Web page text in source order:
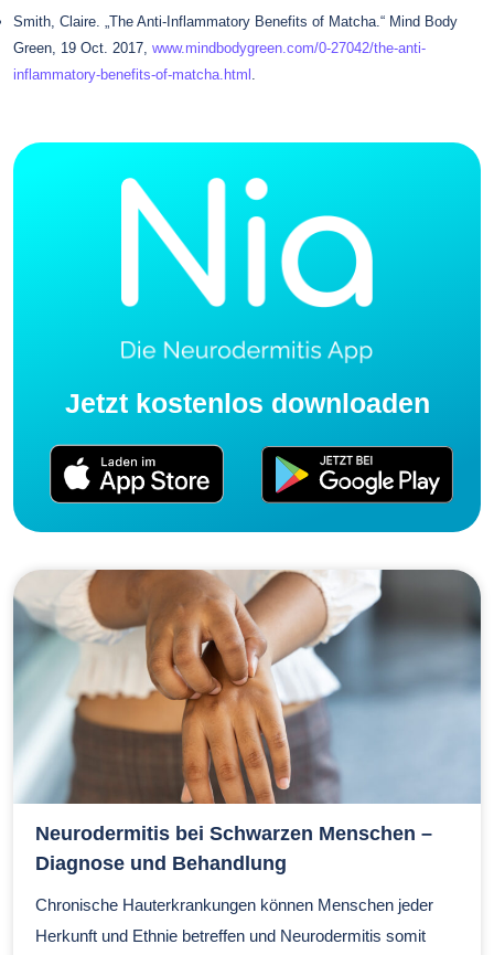
Smith, Claire. „The Anti-Inflammatory Benefits of Matcha.“ Mind Body
Green, 19 Oct. 2017, www.mindbodygreen.com/0-27042/the-anti-
inflammatory-benefits-of-matcha.html
Jetzt kostenlos downloaden
Neurodermitis bei Schwarzen Menschen –
Diagnose und Behandlung
Chronische Hauterkrankungen können Menschen jeder
Herkunft und Ethnie betreffen und Neurodermitis somit